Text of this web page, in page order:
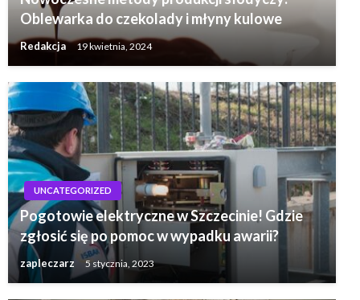
Oblewarka do czekolady i młyny kulowe
Redakcja 19 kwietnia, 2024
UNCATEGORIZED
Pogotowie elektryczne w Szczecinie! Gdzie
zgłosić się po pomoc w wypadku awarii?
zapleczarz 5 stycznia, 2023